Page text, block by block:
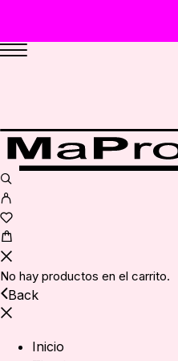
No hay productos en el carrito.
Back
Inicio